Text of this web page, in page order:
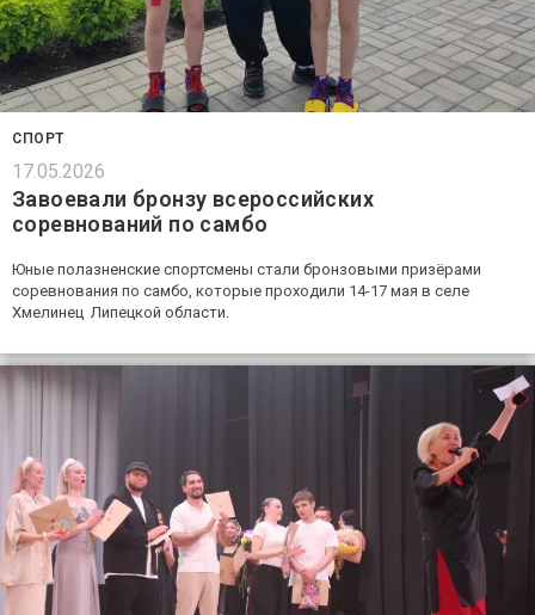
СПОРТ
17.05.2026
Завоевали бронзу всероссийских
соревнований по самбо
Юные полазненские спортсмены стали бронзовыми призёрами
соревнования по самбо, которые проходили 14-17 мая в селе
Хмелинец Липецкой области.